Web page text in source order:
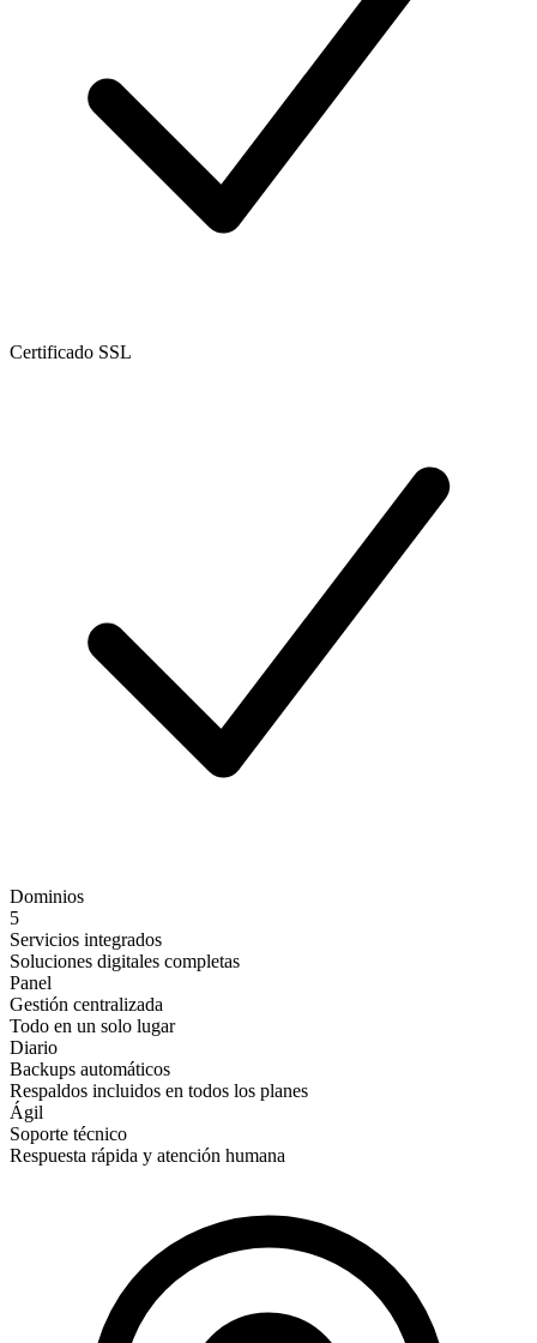
Certificado SSL
Dominios
5
Servicios integrados
Soluciones digitales completas
Panel
Gestión centralizada
Todo en un solo lugar
Diario
Backups automáticos
Respaldos incluidos en todos los planes
Ágil
Soporte técnico
Respuesta rápida y atención humana